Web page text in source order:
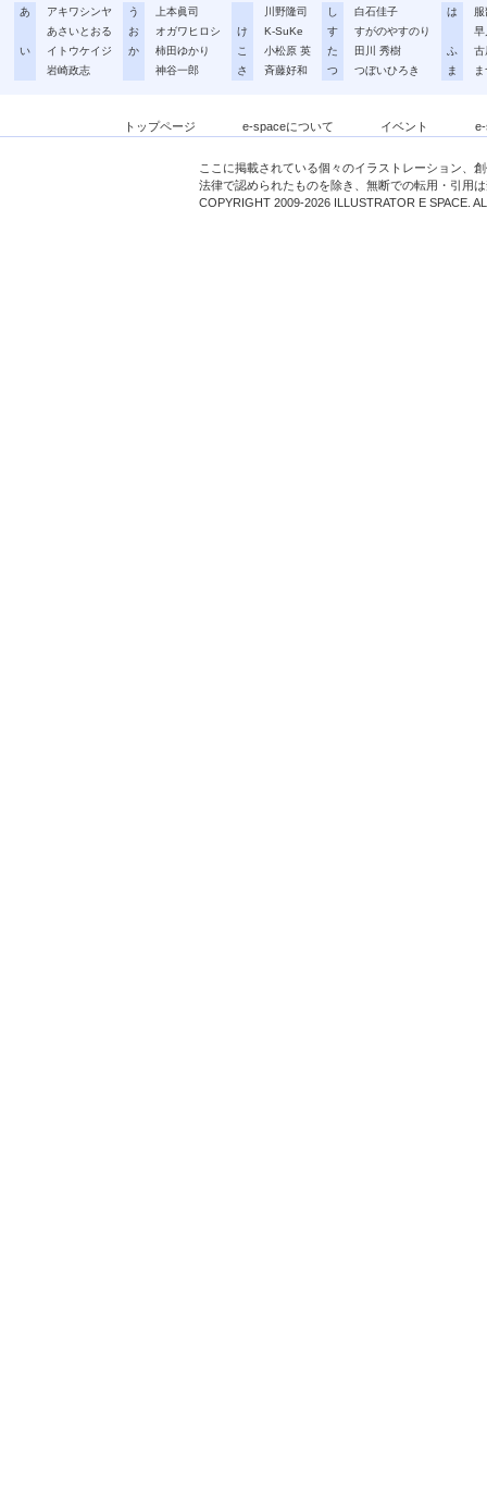
あ
アキワシンヤ
あさいとおる
い
イトウケイジ
岩崎政志
う
上本眞司
お
オガワヒロシ
か
柿田ゆかり
神谷一郎
川野隆司
け
K-SuKe
こ
小松原 英
さ
斉藤好和
し
白石佳子
す
すがのやすのり
た
田川 秀樹
つ
つぼいひろき
は
早
ふ
古
ま
トップページ e-spaceについて イベント
ここに掲載されている個々のイラストレーション、
法律で認められたものを除き、無断での転用・引用
COPYRIGHT 2009-2026 ILLUSTRATOR E SPACE.